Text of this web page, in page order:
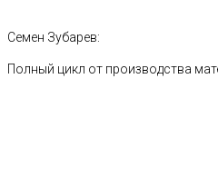
Семен Зубарев:
Полный цикл от производства